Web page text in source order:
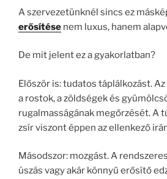
A szervezetünknél sincs ez
erősítése nem luxus, hanem
De mit jelent ez a gyakorlatban?
Először is: tudatos táplálkozást.
a rostok, a zöldségek és
rugalmasságának megőrzését. A
zsír viszont éppen az ellenkező
Másodszor: mozgást. A
úszás vagy akár könnyű erősítő